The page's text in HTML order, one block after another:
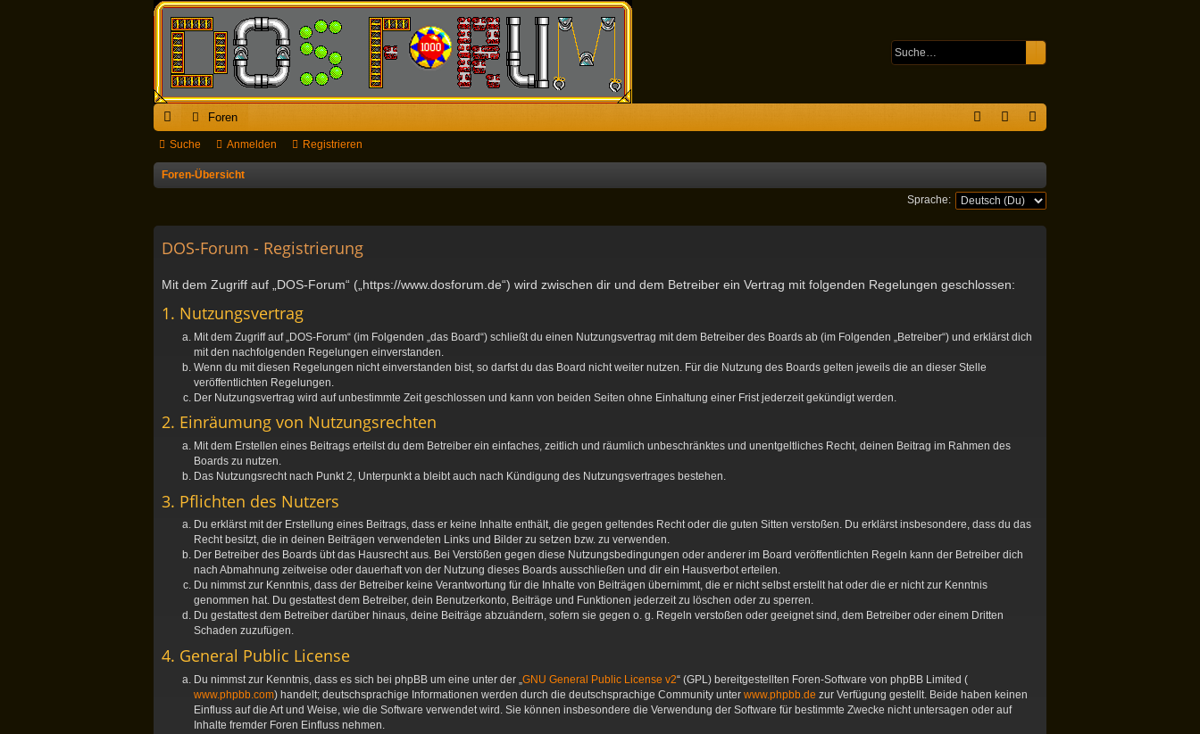
ch
ne
ug
riff
Foren
Q el
de
rie
re
Suche Anmelden Registrieren
Foren-Übersicht
Sprache:
DOS-Forum - Registrierung
Mit dem Zugriff auf „DOS-Forum“ („https://www.dosforum.de“) wird zwischen dir und dem Betreiber ein Vertrag mit folgenden Regelungen geschlossen:
1. Nutzungsvertrag
Mit dem Zugriff auf „DOS-Forum“ (im Folgenden „das Board“) schließt du einen Nutzungsvertrag mit dem Betreiber des Boards ab (im Folgenden „Betreiber“) und erklärst dich
mit den nachfolgenden Regelungen einverstanden.
Wenn du mit diesen Regelungen nicht einverstanden bist, so darfst du das Board nicht weiter nutzen. Für die Nutzung des Boards gelten jeweils die an dieser Stelle
veröffentlichten Regelungen.
Der Nutzungsvertrag wird auf unbestimmte Zeit geschlossen und kann von beiden Seiten ohne Einhaltung einer Frist jederzeit gekündigt werden.
2. Einräumung von Nutzungsrechten
Mit dem Erstellen eines Beitrags erteilst du dem Betreiber ein einfaches, zeitlich und räumlich unbeschränktes und unentgeltliches Recht, deinen Beitrag im Rahmen des
Boards zu nutzen.
Das Nutzungsrecht nach Punkt 2, Unterpunkt a bleibt auch nach Kündigung des Nutzungsvertrages bestehen.
3. Pflichten des Nutzers
Du erklärst mit der Erstellung eines Beitrags, dass er keine Inhalte enthält, die gegen geltendes Recht oder die guten Sitten verstoßen. Du erklärst insbesondere, dass du das
Recht besitzt, die in deinen Beiträgen verwendeten Links und Bilder zu setzen bzw. zu verwenden.
Der Betreiber des Boards übt das Hausrecht aus. Bei Verstößen gegen diese Nutzungsbedingungen oder anderer im Board veröffentlichten Regeln kann der Betreiber dich
nach Abmahnung zeitweise oder dauerhaft von der Nutzung dieses Boards ausschließen und dir ein Hausverbot erteilen.
Du nimmst zur Kenntnis, dass der Betreiber keine Verantwortung für die Inhalte von Beiträgen übernimmt, die er nicht selbst erstellt hat oder die er nicht zur Kenntnis
genommen hat. Du gestattest dem Betreiber, dein Benutzerkonto, Beiträge und Funktionen jederzeit zu löschen oder zu sperren.
Du gestattest dem Betreiber darüber hinaus, deine Beiträge abzuändern, sofern sie gegen o. g. Regeln verstoßen oder geeignet sind, dem Betreiber oder einem Dritten
Schaden zuzufügen.
4. General Public License
Du nimmst zur Kenntnis, dass es sich bei phpBB um eine unter der „ GNU General Public License v2“ (GPL) bereitgestellten Foren-Software von phpBB Limited (
www.phpbb.com) handelt; deutschsprachige Informationen werden durch die deutschsprachige Community unter www.phpbb.de zur Verfügung gestellt. Beide haben keinen
Einfluss auf die Art und Weise, wie die Software verwendet wird. Sie können insbesondere die Verwendung der Software für bestimmte Zwecke nicht untersagen oder auf
Inhalte fremder Foren Einfluss nehmen.